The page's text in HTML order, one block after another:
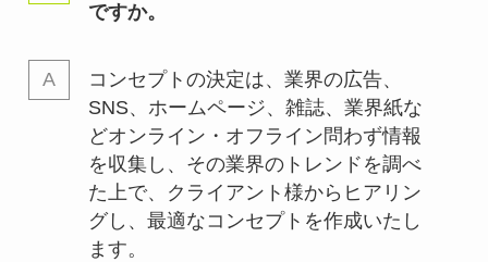
ですか。
コンセプトの決定は、業界の広告、
SNS、ホームページ、雑誌、業界紙な
どオンライン・オフライン問わず情報
を収集し、その業界のトレンドを調べ
た上で、クライアント様からヒアリン
グし、最適なコンセプトを作成いたし
ます。